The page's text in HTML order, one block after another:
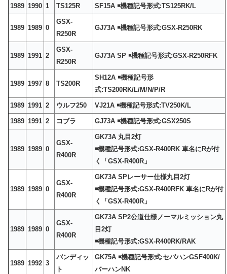
1989 1990 1 TS125R SF15A ￭機種記号形式:TS125RK/L
1989 1989 0
GSX-
R250R
GJ73A ￭機種記号形式:GSX-R250RK
1989 1991 2
GSX-
R250R
GJ73A SP ￭機種記号形式:GSX-R250RFK
1989 1997 8 TS200R
SH12A ￭機種記号形
式:TS200RK/L/M/N/P/R
1989 1991 2 ウルフ250 VJ21A ￭機種記号形式:TV250K/L
1989 1991 2 コブラ GJ73A ￭機種記号形式:GSX250S
1989 1989 0
GSX-
R400R
GK73A 丸目2灯
￭機種記号形式:GSX-R400RK 車名にRが付
く「GSX-R400R」
1989 1989 0
GSX-
R400R
GK73A SPレーサー仕様丸目2灯
￭機種記号形式:GSX-R400RFK 車名にRが付
く「GSX-R400R」
1989 1989 0
GSX-
R400R
GK73A SP2公道仕様ノーマルミッション丸
目2灯
￭機種記号形式:GSX-R400RK/RAK
1989 1992 3
バンディッ
ト
GK75A ￭機種記号形式:セパハンGSF400K/
バーハンNK